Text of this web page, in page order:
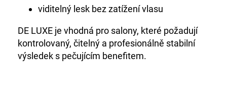
viditelný lesk bez zatížení vlasu
DE LUXE je vhodná pro salony, které požadují
kontrolovaný, čitelný a profesionálně stabilní
výsledek s pečujícím benefitem.